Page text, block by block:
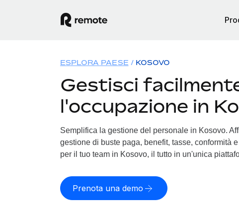
ESPLORA PAESE KOSOVO
Gestisci
l'occupazione in
Semplifica la gestione del personale in Kosovo.
gestione di buste paga, benefit, tasse, conformità
per il tuo team in Kosovo, il tutto in un'unica
Prenota una demo